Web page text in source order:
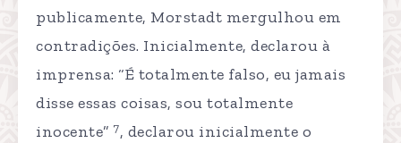
publicamente, Morstadt mergulhou em
contradições. Inicialmente, declarou à
imprensa: “É totalmente falso, eu jamais
disse essas coisas, sou totalmente
inocente” 7, declarou inicialmente o